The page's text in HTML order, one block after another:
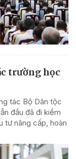
trường học
tác Bộ Dân tộc
đầu đã đi kiểm
tư nâng cấp, hoàn